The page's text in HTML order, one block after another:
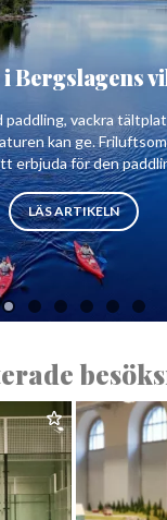
Bergslagens
paddling, vackra
kan ge.
erbjuda för den
LÄS ARTIKELN